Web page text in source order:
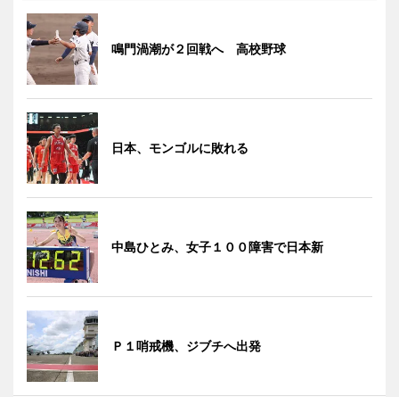
鳴門渦潮が２回戦へ 高校野球
日本、モンゴルに敗れる
中島ひとみ、女子１００障害で日本新
Ｐ１哨戒機、ジブチへ出発